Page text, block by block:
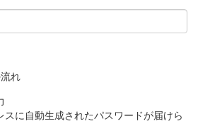
れ
スに自動生成されたパスワードが届けら